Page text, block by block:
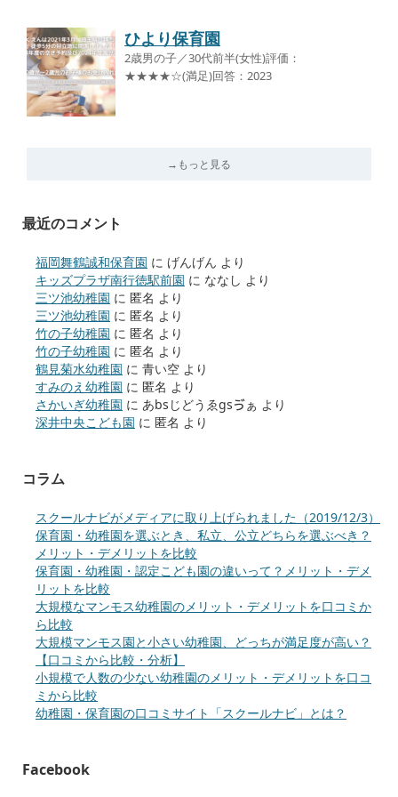
ひより保育園
2歳男の子／30代前半(女性)評価：
★★★★☆(満足)回答：2023
→もっと見る
最近のコメント
福岡舞鶴誠和保育園 に げんげん より
キッズプラザ南行徳駅前園 に ななし より
三ツ池幼稚園 に 匿名 より
三ツ池幼稚園 に 匿名 より
竹の子幼稚園 に 匿名 より
竹の子幼稚園 に 匿名 より
鶴見菊水幼稚園 に 青い空 より
すみのえ幼稚園 に 匿名 より
さかいぎ幼稚園 に あbsじどうゑgsゔぁ より
深井中央こども園 に 匿名 より
コラム
スクールナビがメディアに取り上げられました（2019/12/3）
保育園・幼稚園を選ぶとき、私立、公立どちらを選ぶべき？
メリット・デメリットを比較
保育園・幼稚園・認定こども園の違いって？メリット・デメ
リットを比較
大規模なマンモス幼稚園のメリット・デメリットを口コミか
ら比較
大規模マンモス園と小さい幼稚園、どっちが満足度が高い？
【口コミから比較・分析】
小規模で人数の少ない幼稚園のメリット・デメリットを口コ
ミから比較
幼稚園・保育園の口コミサイト「スクールナビ」とは？
Facebook